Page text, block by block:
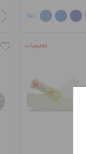
+14
تخفيضات